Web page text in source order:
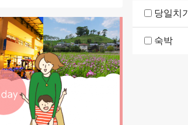
당일치기
숙박